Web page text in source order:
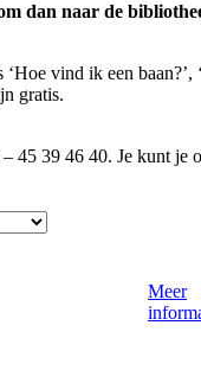
dan naar de
vind ik een baan?’,
gratis.
45 39 46 40. Je kunt je
Meer